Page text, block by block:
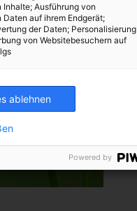
Ausführung von
auf ihrem Endgerät;
der Daten; Personalisierung
von Websitebesuchern auf
ablehnen
Powered by